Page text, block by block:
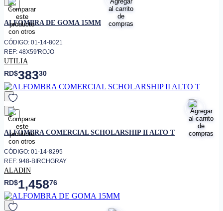
favorito
ALFOMBRA DE GOMA 15MM
CÓDIGO: 01-14-8021
REF: 48X59'ROJO
UTILIA
RD$38330
favorito
ALFOMBRA COMERCIAL SCHOLARSHIP II ALTO T
CÓDIGO: 01-14-8295
REF: 948-BIRCHGRAY
ALADIN
RD$1,45876